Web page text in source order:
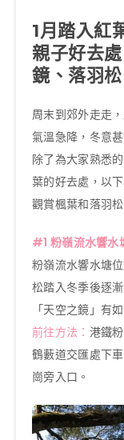
1月踏入紅
親子好去
鏡、落羽松
周末到郊外走走
氣溫急降，冬意
除了為大家熟悉
葉的好去處，以
觀賞楓葉和落羽松
#1 粉嶺流水響水
粉嶺流水響水塘
松踏入冬季後逐
「天空之鏡」有
前往方法： 港鐵
鶴藪道交匯處下
崗旁入口。